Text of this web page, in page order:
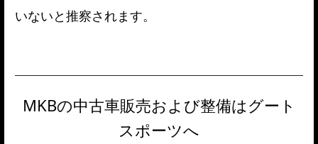
いないと推察されます。
MKBの中古車販売および整備はグート
スポーツへ